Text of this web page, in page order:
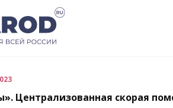
Централизованная скорая